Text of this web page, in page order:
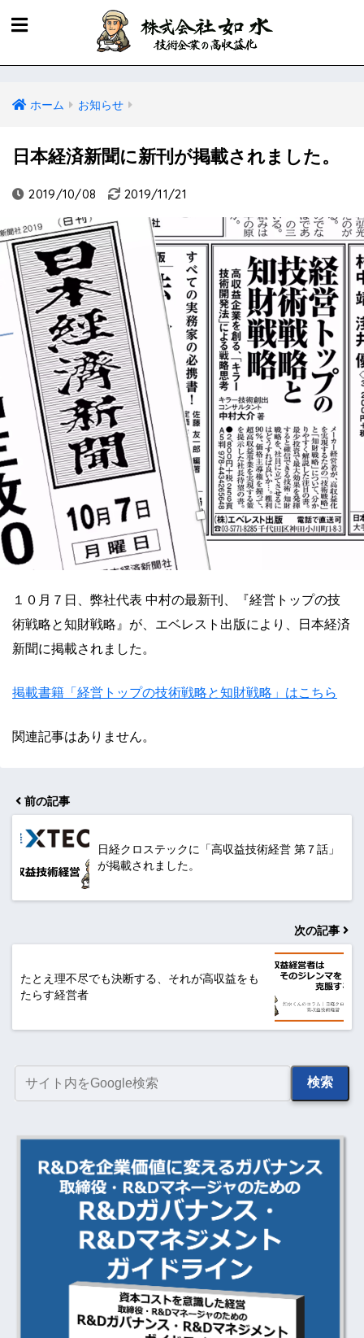
ホーム お知らせ
日本経済新聞に新刊が掲載されました。
2019/10/08 2019/11/21
１０月７日、弊社代表 中村の最新刊、『経営トップの技
術戦略と知財戦略』が、エベレスト出版により、日本経済
新聞に掲載されました。
掲載書籍「経営トップの技術戦略と知財戦略」はこちら
関連記事はありません。
前の記事
日経クロステックに「高収益技術経営 第７話」
が掲載されました。
次の記事
たとえ理不尽でも決断する、それが高収益をも
たらす経営者
検索